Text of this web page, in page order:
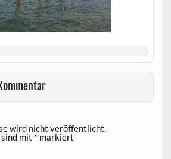
wird nicht veröffentlicht.
mit * markiert